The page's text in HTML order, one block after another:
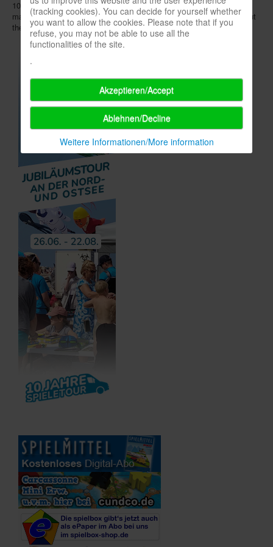
10.00 a.m.) and a game night on the following evening will be
maintained. In anannouncement videothe organizers tell more about
the move,another filmshows Station Berlin.
(tracking cookies). You can decide for yourself whether
you want to allow the cookies. Please note that if you
refuse, you may not be able to use all the
functionalities of the site.
.
Akzeptieren/Accept
Ablehnen/Decline
Weitere Informationen/More information